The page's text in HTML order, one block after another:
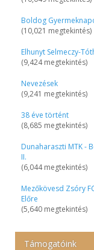
Boldog
(10,021 megtekintés)
Elhunyt Selmeczy-
(9,424 megtekintés)
Nevezések
(9,241 megtekintés)
38 éve történt
(8,685 megtekintés)
Dunaharaszti MTK -
II.
(6,044 megtekintés)
Mezőkövesd Zsóry
Előre
(5,640 megtekintés)
Támogatóink